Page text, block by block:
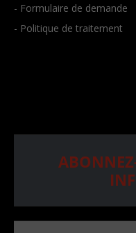
- Formulaire de demande
- Politique de traitement